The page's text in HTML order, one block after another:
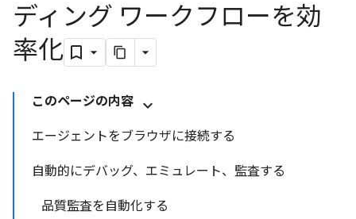
ディング ワークフローを効
率化
このページの内容
エージェントをブラウザに接続する
自動的にデバッグ、エミュレート、監査する
品質監査を自動化する